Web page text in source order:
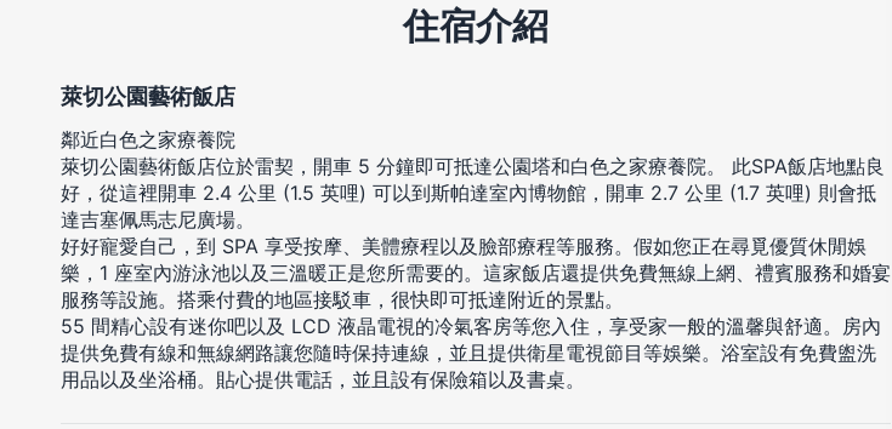
住宿介紹
萊切公園藝術飯店
鄰近白色之家療養院
萊切公園藝術飯店位於雷契，開車 5 分鐘即可抵達公園塔和白色之家療養院。 此SPA飯店地點良
好，從這裡開車 2.4 公里 (1.5 英哩) 可以到斯帕達室內博物館，開車 2.7 公里 (1.7 英哩) 則會抵
達吉塞佩馬志尼廣場。
好好寵愛自己，到 SPA 享受按摩、美體療程以及臉部療程等服務。假如您正在尋覓優質休閒娛
樂，1 座室內游泳池以及三溫暖正是您所需要的。這家飯店還提供免費無線上網、禮賓服務和婚宴
服務等設施。搭乘付費的地區接駁車，很快即可抵達附近的景點。
55 間精心設有迷你吧以及 LCD 液晶電視的冷氣客房等您入住，享受家一般的溫馨與舒適。房內
提供免費有線和無線網路讓您隨時保持連線，並且提供衛星電視節目等娛樂。浴室設有免費盥洗
用品以及坐浴桶。貼心提供電話，並且設有保險箱以及書桌。